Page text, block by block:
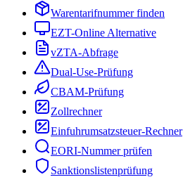
Warentarifnummer finden
EZT-Online Alternative
vZTA-Abfrage
Dual-Use-Prüfung
CBAM-Prüfung
Zollrechner
Einfuhrumsatzsteuer-Rechner
EORI-Nummer prüfen
Sanktionslistenprüfung